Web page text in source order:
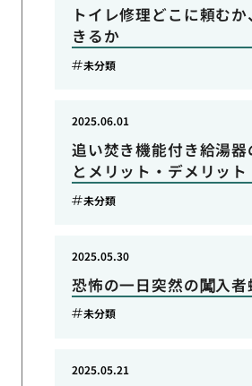
トイレ修理どこに頼む
きるか
未分類
追い焚き機能付き給湯器
とメリット・デメリット
2025.06.01
未分類
恐怖の一日突然の闖入者
2025.05.30
未分類
2025.05.21